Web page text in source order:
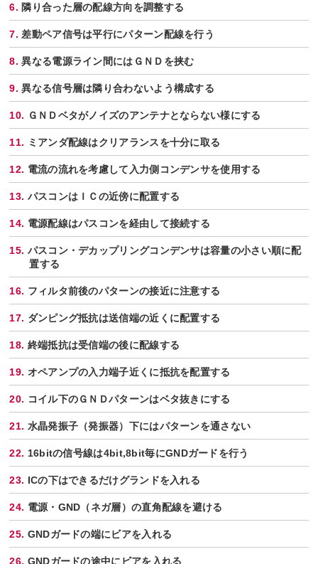
隣り合った層の配線方向を調整する
差動ペア信号は平行にパターン配線を行う
異なる電源ライン間にはＧＮＤを挟む
異なる信号層は隣り合わないよう構成する
ＧＮＤベタがノイズのアンテナとならない様にする
ミアンダ配線はクリアランスを十分に取る
電流の流れを考慮して入力側コンデンサを使用する
パスコンはＩＣの近傍に配置する
電源配線はパスコンを経由して接続する
パスコン・デカップリングコンデンサは容量の小さい順に配
置する
フィルタ前後のパターンの接近に注意する
ダンピング抵抗は送信端の近くに配置する
終端抵抗は受信端の後に配線する
オペアンプの入力端子近くに抵抗を配置する
コイル下のＧＮＤパターンはベタ抜きにする
水晶発振子（発振器）下にはパターンを通さない
16bitの信号線は4bit,8bit毎にGNDガードを行う
ICの下はできるだけグランドを入れる
電源・GND（ネガ層）の直角配線を避ける
GNDガードの端にビアを入れる
GNDガードの途中にビアを入れる